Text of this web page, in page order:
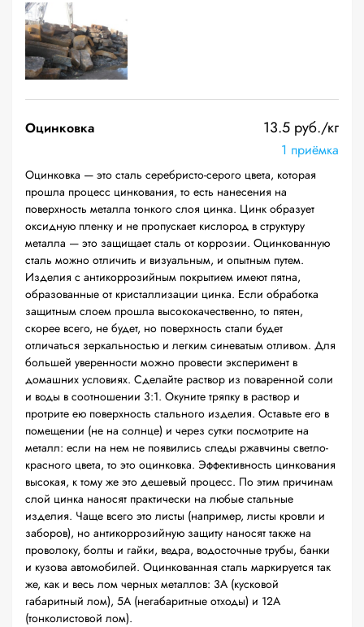
Оцинковка 13.5 руб./кг
1 приёмка
Оцинковка — это сталь серебристо-серого цвета, которая
прошла процесс цинкования, то есть нанесения на
поверхность металла тонкого слоя цинка. Цинк образует
оксидную пленку и не пропускает кислород в структуру
металла — это защищает сталь от коррозии. Оцинкованную
сталь можно отличить и визуальным, и опытным путем.
Изделия с антикоррозийным покрытием имеют пятна,
образованные от кристаллизации цинка. Если обработка
защитным слоем прошла высококачественно, то пятен,
скорее всего, не будет, но поверхность стали будет
отличаться зеркальностью и легким синеватым отливом. Для
большей уверенности можно провести эксперимент в
домашних условиях. Сделайте раствор из поваренной соли
и воды в соотношении 3:1. Окуните тряпку в раствор и
протрите ею поверхность стального изделия. Оставьте его в
помещении (не на солнце) и через сутки посмотрите на
металл: если на нем не появились следы ржавчины светло-
красного цвета, то это оцинковка. Эффективность цинкования
высокая, к тому же это дешевый процесс. По этим причинам
слой цинка наносят практически на любые стальные
изделия. Чаще всего это листы (например, листы кровли и
заборов), но антикоррозийную защиту наносят также на
проволоку, болты и гайки, ведра, водосточные трубы, банки
и кузова автомобилей. Оцинкованная сталь маркируется так
же, как и весь лом черных металлов: 3А (кусковой
габаритный лом), 5А (негабаритные отходы) и 12А
(тонколистовой лом).